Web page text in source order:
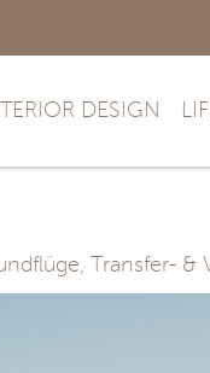
DESIGN
Transfer- &